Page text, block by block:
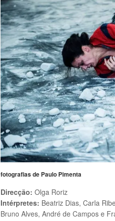
fotografias de Paulo Pimenta
Direcção: Olga Roriz
Intérpretes: Beatriz Dias, Carla
Bruno Alves, André de Campos e